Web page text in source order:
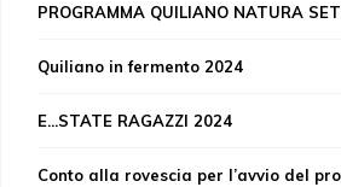
PROGRAMMA QUILIANO NATURA
Quiliano in fermento 2024
E...STATE RAGAZZI 2024
Conto alla rovescia per l’avvio del